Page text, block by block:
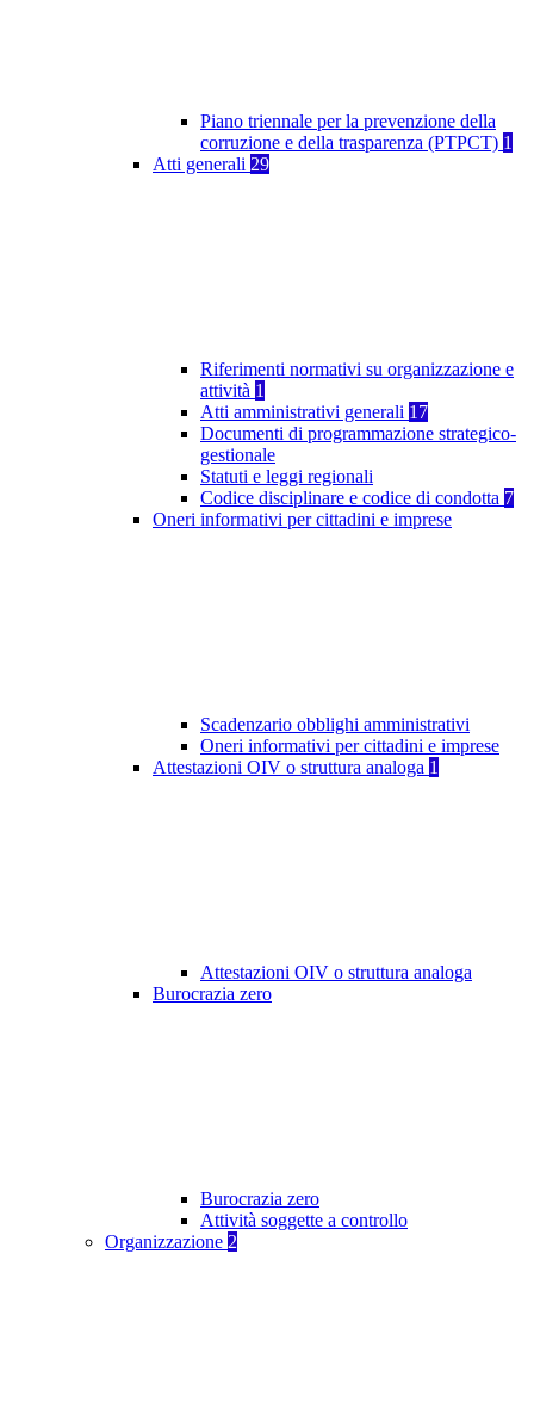
Piano triennale per la prevenzione della
corruzione e della trasparenza (PTPCT) 1
Atti generali 29
Riferimenti normativi su organizzazione e
attività 1
Atti amministrativi generali 17
Documenti di programmazione strategico-
gestionale
Statuti e leggi regionali
Codice disciplinare e codice di condotta 7
Oneri informativi per cittadini e imprese
Scadenzario obblighi amministrativi
Oneri informativi per cittadini e imprese
Attestazioni OIV o struttura analoga 1
Attestazioni OIV o struttura analoga
Burocrazia zero
Burocrazia zero
Attività soggette a controllo
Organizzazione 2